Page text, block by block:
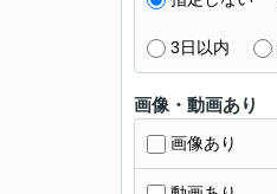
3日以内
画像・動画あり
画像あり